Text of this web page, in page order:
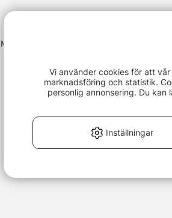
0.30-235
Vi använder cookies för att
marknadsföring och statistik.
personlig annonsering. Du kan
Inställningar